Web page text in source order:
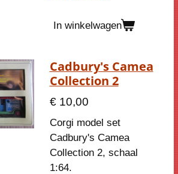
In winkelwagen
Cadbury's Camea
Collection 2
€ 10,00
Corgi model set
Cadbury's Camea
Collection 2, schaal
1:64.